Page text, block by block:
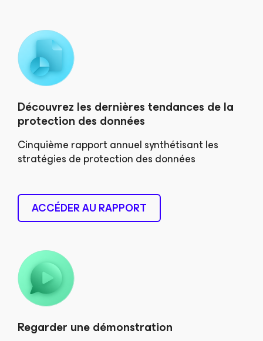
Découvrez les dernières tendances de la
protection des données
Cinquième rapport annuel synthétisant les
stratégies de protection des données
ACCÉDER AU RAPPORT
Regarder une démonstration